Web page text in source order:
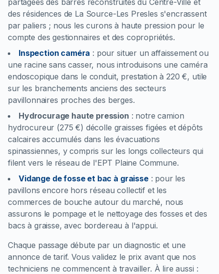
partagées des barres reconstruites du Centre-Ville et
des résidences de La Source-Les Presles s'encrassent
par paliers ; nous les curons à haute pression pour le
compte des gestionnaires et des copropriétés.
Inspection caméra : pour situer un affaissement ou
une racine sans casser, nous introduisons une caméra
endoscopique dans le conduit, prestation à 220 €, utile
sur les branchements anciens des secteurs
pavillonnaires proches des berges.
Hydrocurage haute pression : notre camion
hydrocureur (275 €) décolle graisses figées et dépôts
calcaires accumulés dans les évacuations
spinassiennes, y compris sur les longs collecteurs qui
filent vers le réseau de l'EPT Plaine Commune.
Vidange de fosse et bac à graisse: pour les
pavillons encore hors réseau collectif et les
commerces de bouche autour du marché, nous
assurons le pompage et le nettoyage des fosses et des
bacs à graisse, avec bordereau à l'appui.
Chaque passage débute par un diagnostic et une
annonce de tarif. Vous validez le prix avant que nos
techniciens ne commencent à travailler. À lire aussi :